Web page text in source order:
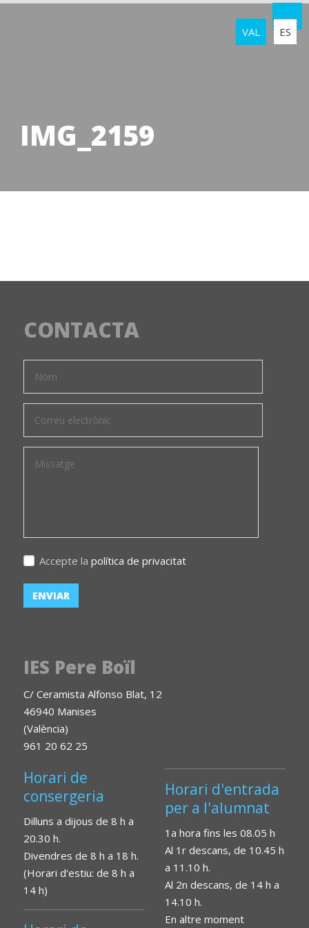
VAL ES
IMG_2159
CONTACTA
Accepte la política de privacitat
IES Pere Boïl
C/ Ceramista Alfonso Blat, 12
46940 Manises
(València)
961 20 62 25
Horari de
consergeria
Dilluns a dijous de 8 h a
20.30 h.
Divendres de 8 h a 18 h.
(Horari d'estiu: de 8 h a
14 h)
Horari d'entrada
per a l'alumnat
1a hora fins les 08.05 h
Al 1r descans, de 10.45 h
a 11.10 h.
Al 2n descans, de 14 h a
14.10 h.
En altre moment